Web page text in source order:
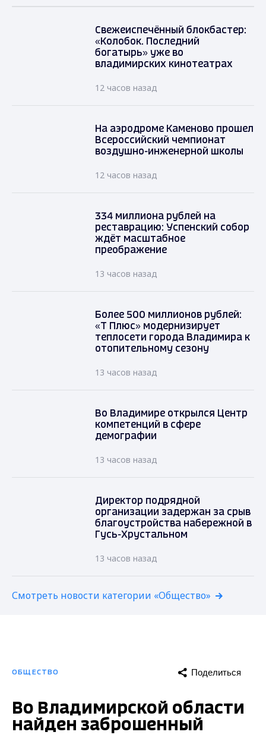
Свежеиспечённый блокбастер:
«Колобок. Последний
богатырь» уже во
владимирских кинотеатрах
12 часов назад
На аэродроме Каменово прошел
Всероссийский чемпионат
воздушно-инженерной школы
12 часов назад
334 миллиона рублей на
реставрацию: Успенский собор
ждёт масштабное
преображение
13 часов назад
Более 500 миллионов рублей:
«Т Плюс» модернизирует
теплосети города Владимира к
отопительному сезону
13 часов назад
Во Владимире открылся Центр
компетенций в сфере
демографии
13 часов назад
Директор подрядной
организации задержан за срыв
благоустройства набережной в
Гусь-Хрустальном
13 часов назад
Смотреть новости категории «Общество»
ОБЩЕСТВО Поделиться
Во Владимирской области
найден заброшенный